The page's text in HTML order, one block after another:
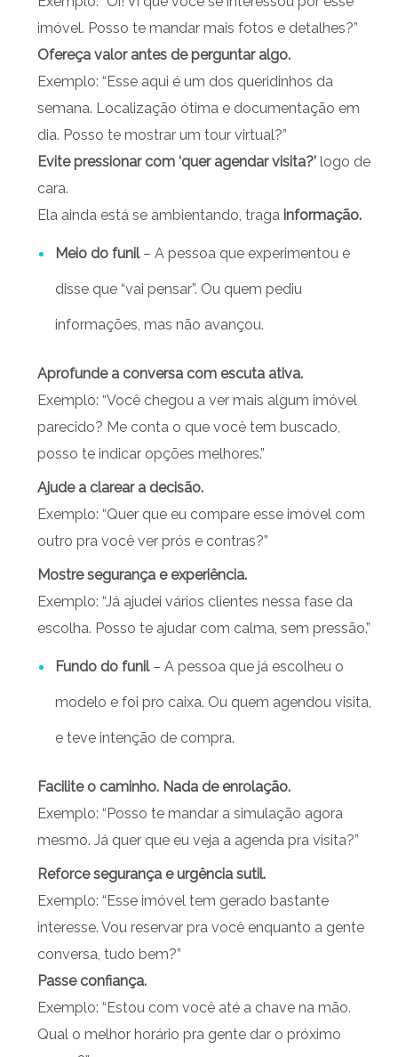
imóvel. Posso te mandar mais fotos e detalhes?”
Ofereça valor antes de perguntar algo.
Exemplo: “Esse aqui é um dos queridinhos da
semana. Localização ótima e documentação em
dia. Posso te mostrar um tour virtual?”
Evite pressionar com ‘quer agendar visita?’ logo de
cara.
Ela ainda está se ambientando, traga informação.
Meio do funil– A pessoa que experimentou e
disse que “vai pensar”. Ou quem pediu
informações, mas não avançou.
Aprofunde a conversa com escuta ativa.
Exemplo: “Você chegou a ver mais algum imóvel
parecido? Me conta o que você tem buscado,
posso te indicar opções melhores.”
Ajude a clarear a decisão.
Exemplo: “Quer que eu compare esse imóvel com
outro pra você ver prós e contras?”
Mostre segurança e experiência.
Exemplo: “Já ajudei vários clientes nessa fase da
escolha. Posso te ajudar com calma, sem pressão.”
Fundo do funil– A pessoa que já escolheu o
modelo e foi pro caixa. Ou quem agendou visita,
e teve intenção de compra.
Facilite o caminho. Nada de enrolação.
Exemplo: “Posso te mandar a simulação agora
mesmo. Já quer que eu veja a agenda pra visita?”
Reforce segurança e urgência sutil.
Exemplo: “Esse imóvel tem gerado bastante
interesse. Vou reservar pra você enquanto a gente
conversa, tudo bem?”
Passe confiança.
Exemplo: “Estou com você até a chave na mão.
Qual o melhor horário pra gente dar o próximo